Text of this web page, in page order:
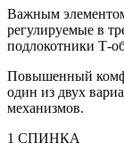
Важным
регулируемые в
подлокотники Т-
Повышенный
один из двух
механизмов.
1 СПИНКА